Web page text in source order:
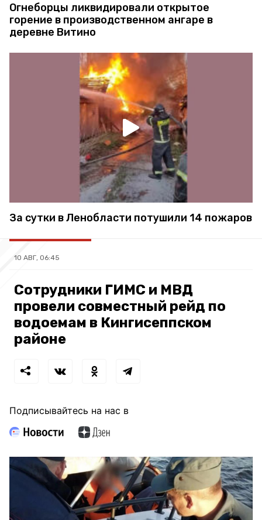
Огнеборцы ликвидировали открытое
горение в производственном ангаре в
деревне Витино
За сутки в Ленобласти потушили 14 пожаров
10 АВГ, 06:45
Сотрудники ГИМС и МВД
провели совместный рейд по
водоемам в Кингисеппском
районе
Подписывайтесь на нас в